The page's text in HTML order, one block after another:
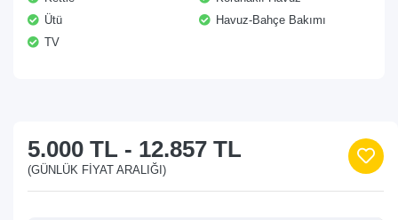
Ütü
Havuz-Bahçe Bakımı
TV
5.000 TL - 12.857 TL
(GÜNLÜK FIYAT ARALIĞI)